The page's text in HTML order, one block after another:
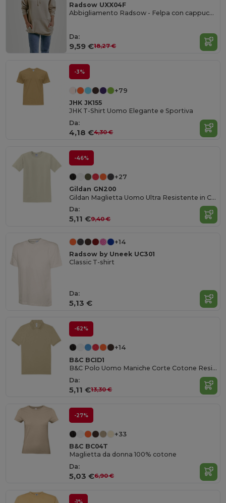
Radsow UXX04F
Abbigliamento Radsow - Felpa con cappuccio Londra da donna
Da:
9,59 €18,27 €
-3%
+79
JHK JK155
JHK T-Shirt Uomo Elegante e Sportiva
Da:
4,18 €4,30 €
-46%
+27
Gildan GN200
Gildan Maglietta Uomo Ultra Resistente in Cotone
Da:
5,11 €9,40 €
+14
Radsow by Uneek UC301
Classic T-shirt
Da:
5,13 €
-62%
+14
B&C BCID1
B&C Polo Uomo Maniche Corte Cotone Resistente
Da:
5,11 €13,30 €
-27%
+33
B&C BC04T
Maglietta da donna 100% cotone
Da:
5,03 €6,90 €